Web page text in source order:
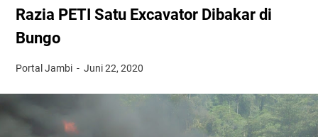
Razia PETI Satu Excavator Dibakar di
Bungo
Portal Jambi Juni 22, 2020